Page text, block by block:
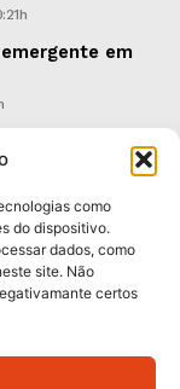
como
do dispositivo.
dados, como
site. Não
certos
em